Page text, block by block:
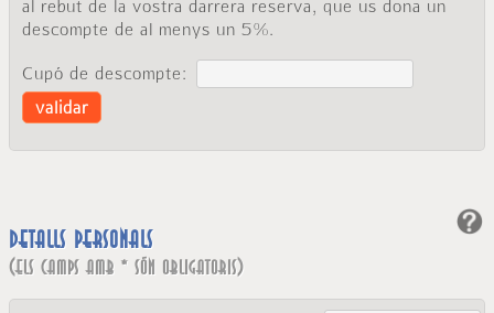
al rebut de la vostra darrera reserva, que us dona un
descompte de al menys un 5%.
Cupó de descompte:
validar
Detalls personals
(els camps amb * són obligatoris)